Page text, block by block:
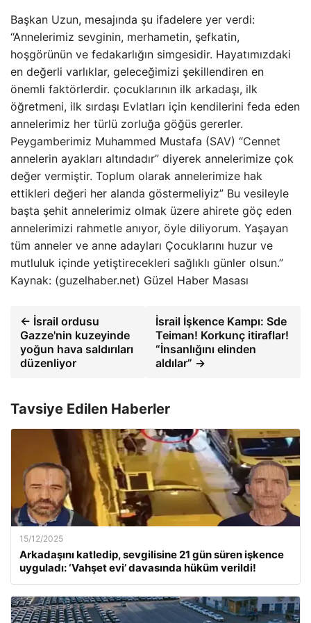
Başkan Uzun, mesajında ​​şu ifadelere yer verdi:
“Annelerimiz sevginin, merhametin, şefkatin,
hoşgörünün ve fedakarlığın simgesidir. Hayatımızdaki
en değerli varlıklar, geleceğimizi şekillendiren en
önemli faktörlerdir. çocuklarının ilk arkadaşı, ilk
öğretmeni, ilk sırdaşı Evlatları için kendilerini feda eden
annelerimiz her türlü zorluğa göğüs gererler.
Peygamberimiz Muhammed Mustafa (SAV) “Cennet
annelerin ayakları altındadır” diyerek annelerimize çok
değer vermiştir. Toplum olarak annelerimize hak
ettikleri değeri her alanda göstermeliyiz” Bu vesileyle
başta şehit annelerimiz olmak üzere ahirete göç eden
annelerimizi rahmetle anıyor, öyle diliyorum. Yaşayan
tüm anneler ve anne adayları Çocuklarını huzur ve
mutluluk içinde yetiştirecekleri sağlıklı günler olsun.”
Kaynak: (guzelhaber.net) Güzel Haber Masası
← İsrail ordusu
Gazze'nin kuzeyinde
yoğun hava saldırıları
düzenliyor
İsrail İşkence Kampı: Sde
Teiman! Korkunç itiraflar!
“İnsanlığını elinden
aldılar” →
Tavsiye Edilen Haberler
15/12/2025
Arkadaşını katledip, sevgilisine 21 gün süren işkence
uyguladı: ‘Vahşet evi’ davasında hüküm verildi!